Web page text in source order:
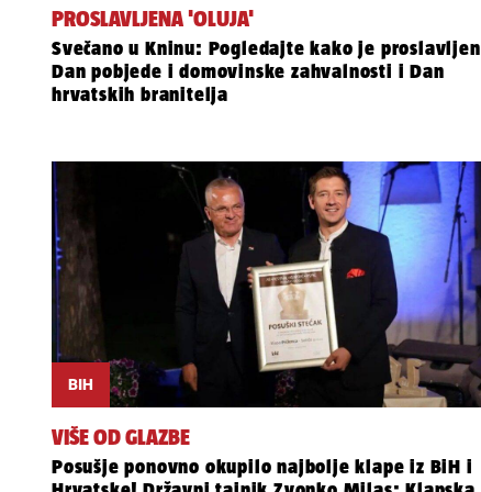
PROSLAVLJENA 'OLUJA'
Svečano u Kninu: Pogledajte kako je proslavljen
Dan pobjede i domovinske zahvalnosti i Dan
hrvatskih branitelja
BIH
VIŠE OD GLAZBE
Posušje ponovno okupilo najbolje klape iz BiH i